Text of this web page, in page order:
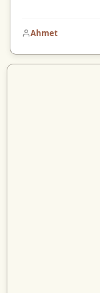
Ahmet